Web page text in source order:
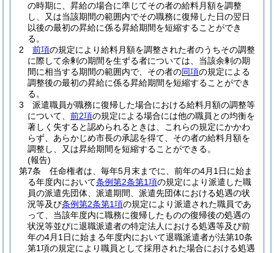
の時期に、昇給の場合に準じてその者の給料月額を調整
し、又は当該期間の範囲内でその職務に復帰した日の翌日
以後の最初の昇給に係る昇給期間を短縮することができ
る。
2
前項の規定により給料月額を調整された者のうちその調整
に際して余剰の期間を生ずる者については、当該余剰の期
間に相当する期間の範囲内で、その者の同項の規定による
調整後の最初の昇給に係る昇給期間を短縮することができ
る。
3
派遣職員が職務に復帰した場合における給料月額の調整等
について、 前2項の規定による場合には他の職員との均衡を
著しく失すると認められるときは、これらの規定にかかわ
らず、あらかじめ市長の承認を得て、その者の給料月額を
調整し、又は昇給期間を短縮することができる。
(報告)
第7条
任命権者は、毎年5月末までに、前年の4月1日に始ま
る年度内において条例第2条第1項の規定により派遣した職
員の派遣先団体、派遣期間、派遣先団体における処遇の状
況等及び条例第2条第1項の規定により派遣された職員であ
って、当該年度内に職務に復帰したものの復帰後の処遇の
状況等並びに退職派遣者の特定法人における処遇等及び前
年の4月1日に始まる年度内において退職派遣者が法第10条
第1項の規定により職員として採用された場合における処遇